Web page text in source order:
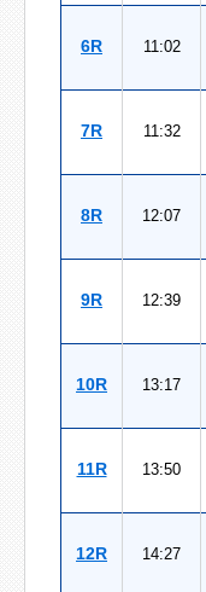
6R 11:02
7R 11:32
8R 12:07
9R 12:39
10R 13:17
11R 13:50
12R 14:27